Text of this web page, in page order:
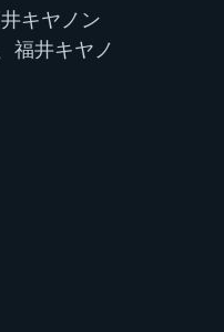
井キヤノン
福井キヤノ